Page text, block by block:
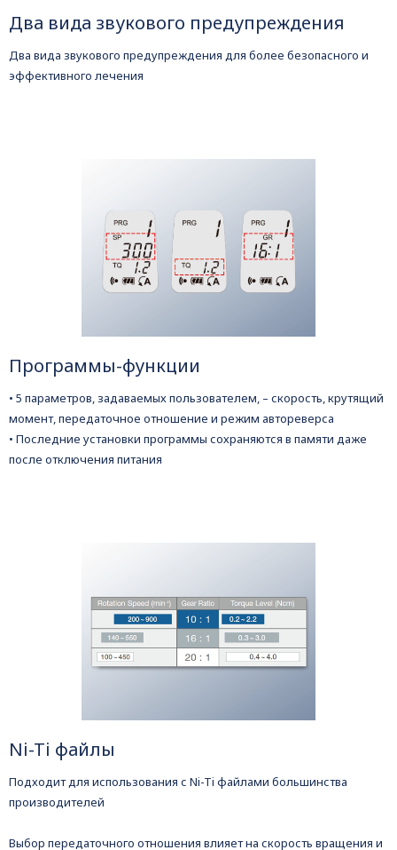
Два вида звукового предупреждения
Два вида звукового предупреждения для более безопасного и
эффективного лечения
Программы-функции
• 5 параметров, задаваемых пользователем, – скорость, крутящий
момент, передаточное отношение и режим автореверса
• Последние установки программы сохраняются в памяти даже
после отключения питания
Ni-Ti файлы
Подходит для использования с Ni-Ti файлами большинства
производителей
Выбор передаточного отношения влияет на скорость вращения и